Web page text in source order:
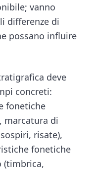
vanno
differenze di
possano influire
deve
concreti:
fonetiche
marcatura di
risate),
fonetiche
(timbrica,